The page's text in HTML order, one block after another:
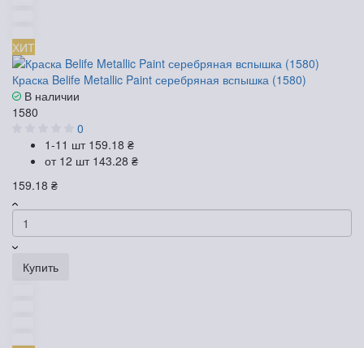
ХИТ
Краска Belife Metallic Paint серебряная вспышка (1580)
В наличии
1580
0
1-11 шт 159.18 ₴
от 12 шт 143.28 ₴
159.18 ₴
Купить